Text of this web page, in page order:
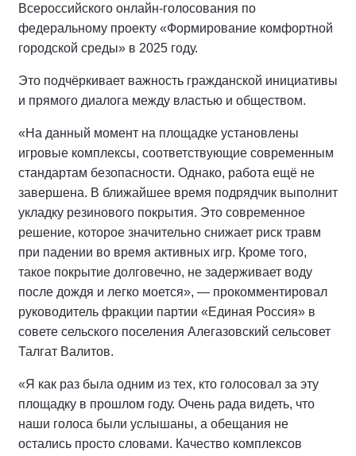
Всероссийского онлайн-голосования по
федеральному проекту «Формирование комфортной
городской среды» в 2025 году.
Это подчёркивает важность гражданской инициативы
и прямого диалога между властью и обществом.
«На данный момент на площадке установлены
игровые комплексы, соответствующие современным
стандартам безопасности. Однако, работа ещё не
завершена. В ближайшее время подрядчик выполнит
укладку резинового покрытия. Это современное
решение, которое значительно снижает риск травм
при падении во время активных игр. Кроме того,
такое покрытие долговечно, не задерживает воду
после дождя и легко моется», — прокомментировал
руководитель фракции партии «Единая Россия» в
совете сельского поселения Алегазовский сельсовет
Талгат Валитов.
«Я как раз была одним из тех, кто голосовал за эту
площадку в прошлом году. Очень рада видеть, что
наши голоса были услышаны, а обещания не
остались просто словами. Качество комплексов